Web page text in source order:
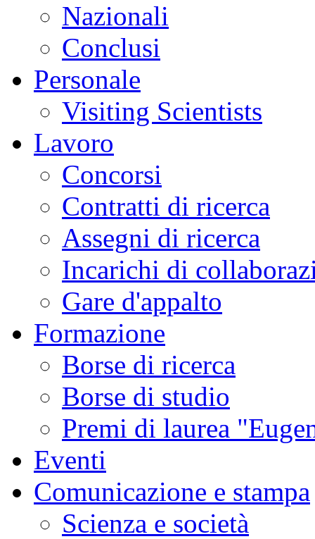
Nazionali
Conclusi
Personale
Visiting Scientists
Lavoro
Concorsi
Contratti di ricerca
Assegni di ricerca
Incarichi di
Gare d'appalto
Formazione
Borse di ricerca
Borse di studio
Premi di laurea
Eventi
Comunicazione e stampa
Scienza e società